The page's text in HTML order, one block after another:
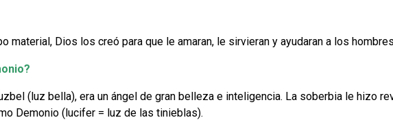
material, Dios los creó para que le amaran, le sirvieran y ayudaran a los
(luz bella), era un ángel de gran belleza e inteligencia. La soberbia le hizo
Demonio (lucifer = luz de las tinieblas).